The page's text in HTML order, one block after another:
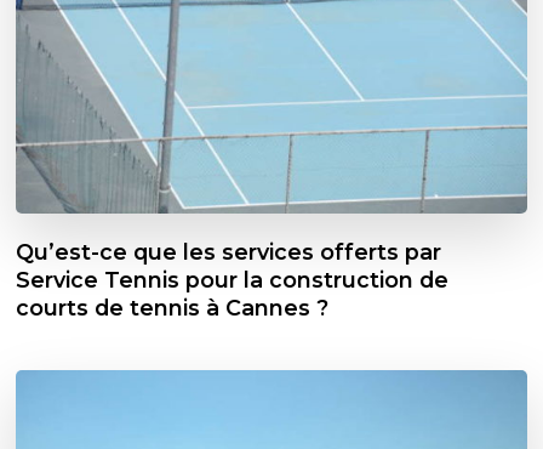
Qu’est-ce que les services offerts par
Service Tennis pour la construction de
courts de tennis à Cannes ?